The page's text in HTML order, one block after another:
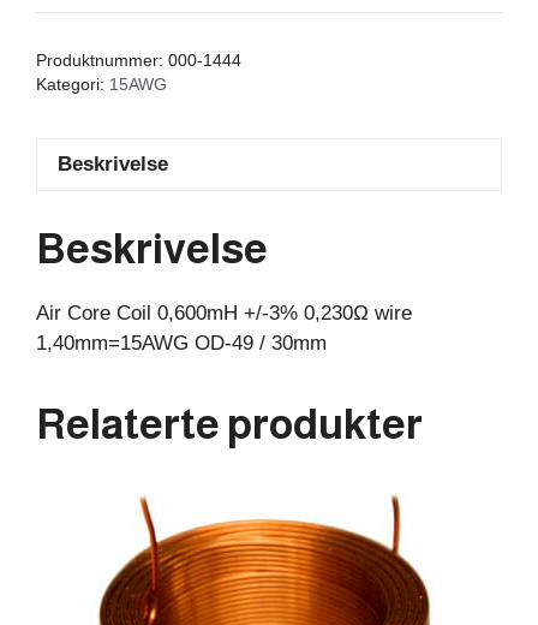
Coil
antall
Produktnummer: 000-1444
Kategori: 15AWG
Beskrivelse
Beskrivelse
Air Core Coil 0,600mH +/-3% 0,230Ω wire
1,40mm=15AWG OD-49 / 30mm
Relaterte produkter